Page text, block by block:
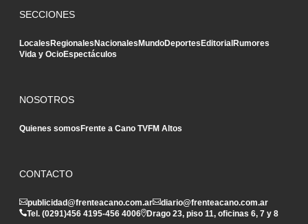
SECCIONES
LocalesRegionalesNacionalesMundoDeportesEditorialRumores
Vida y OcioEspectáculos
NOSOTROS
Quienes somosFrente a Cano TVFM Altos
CONTACTO
publicidad@frenteacano.com.ar
diario@frenteacano.com.ar
Tel. (0291)456 4195-456 4006 Drago 23, piso 11, oficinas 6, 7 y 8